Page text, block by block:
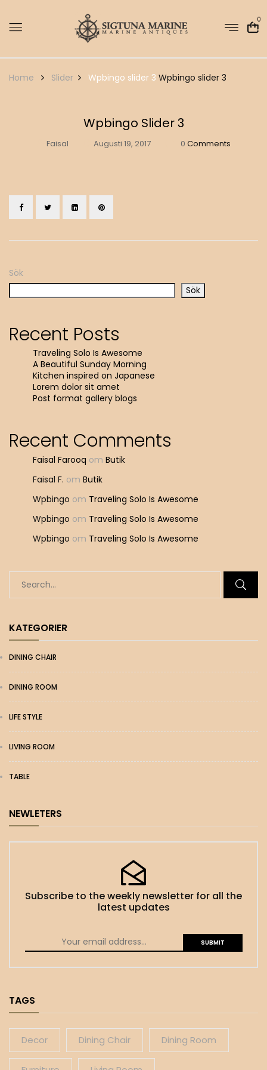
0
Home Slider Wpbingo slider 3 Wpbingo slider 3
Sök
Sök
Recent Posts
Traveling Solo Is Awesome
A Beautiful Sunday Morning
Kitchen inspired on Japanese
Lorem dolor sit amet
Post format gallery blogs
Recent Comments
Faisal Farooq om Butik
Faisal F. om Butik
Wpbingo om Traveling Solo Is Awesome
Wpbingo om Traveling Solo Is Awesome
Wpbingo om Traveling Solo Is Awesome
KATEGORIER
DINING CHAIR
DINING ROOM
LIFE STYLE
LIVING ROOM
TABLE
NEWLETERS
Subscribe to the weekly newsletter for all the
latest updates
TAGS
Decor Dining Chair Dining Room
Wpbingo Slider 3
Faisal Augusti 19, 2017 0 Comments